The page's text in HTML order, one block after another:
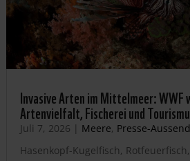
Invasive Arten im Mittelmeer: WWF
Artenvielfalt, Fischerei und
Juli 7, 2026 | Meere, Presse-
Hasenkopf-Kugelfisch,